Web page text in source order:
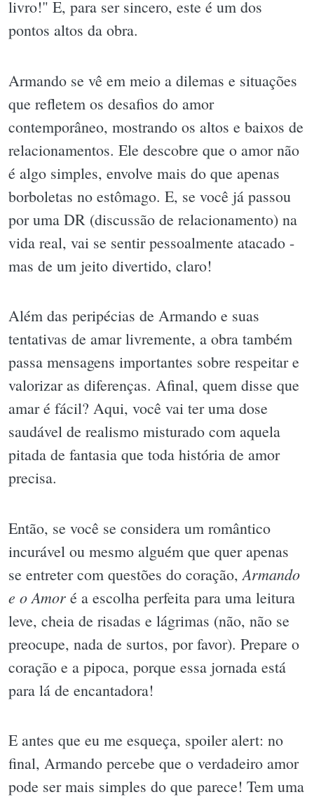
livro!" E, para ser sincero, este é um dos
pontos altos da obra.
Armando se vê em meio a dilemas e situações
que refletem os desafios do amor
contemporâneo, mostrando os altos e baixos de
relacionamentos. Ele descobre que o amor não
é algo simples, envolve mais do que apenas
borboletas no estômago. E, se você já passou
por uma DR (discussão de relacionamento) na
vida real, vai se sentir pessoalmente atacado -
mas de um jeito divertido, claro!
Além das peripécias de Armando e suas
tentativas de amar livremente, a obra também
passa mensagens importantes sobre respeitar e
valorizar as diferenças. Afinal, quem disse que
amar é fácil? Aqui, você vai ter uma dose
saudável de realismo misturado com aquela
pitada de fantasia que toda história de amor
precisa.
Então, se você se considera um romântico
incurável ou mesmo alguém que quer apenas
se entreter com questões do coração, Armando
e o Amor é a escolha perfeita para uma leitura
leve, cheia de risadas e lágrimas (não, não se
preocupe, nada de surtos, por favor). Prepare o
coração e a pipoca, porque essa jornada está
para lá de encantadora!
E antes que eu me esqueça, spoiler alert: no
final, Armando percebe que o verdadeiro amor
pode ser mais simples do que parece! Tem uma